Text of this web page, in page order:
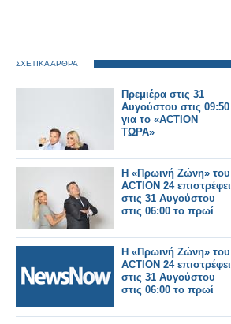
ΣΧΕΤΙΚΑ ΑΡΘΡΑ
Πρεμιέρα στις 31
Αυγούστου στις 09:50
για το «ACTION
ΤΩΡΑ»
Η «Πρωινή Ζώνη» του
ACTION 24 επιστρέφει
στις 31 Αυγούστου
στις 06:00 το πρωί
Η «Πρωινή Ζώνη» του
ACTION 24 επιστρέφει
στις 31 Αυγούστου
στις 06:00 το πρωί